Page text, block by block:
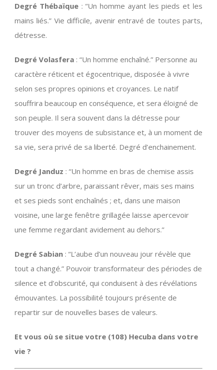
Degré Thébaïque: “Un homme ayant les pieds et les
mains liés.” Vie difficile, avenir entravé de toutes parts,
détresse.
Degré Volasfera : “Un homme enchaîné.” Personne au
caractère réticent et égocentrique, disposée à vivre
selon ses propres opinions et croyances. Le natif
souffrira beaucoup en conséquence, et sera éloigné de
son peuple. Il sera souvent dans la détresse pour
trouver des moyens de subsistance et, à un moment de
sa vie, sera privé de sa liberté. Degré d’enchainement.
Degré Janduz : “Un homme en bras de chemise assis
sur un tronc d’arbre, paraissant rêver, mais ses mains
et ses pieds sont enchaînés ; et, dans une maison
voisine, une large fenêtre grillagée laisse apercevoir
une femme regardant avidement au dehors.”
Degré Sabian : “L’aube d’un nouveau jour révèle que
tout a changé.” Pouvoir transformateur des périodes de
silence et d’obscurité, qui conduisent à des révélations
émouvantes. La possibilité toujours présente de
repartir sur de nouvelles bases de valeurs.
Et vous où se situe votre (108) Hecuba dans votre
vie ?